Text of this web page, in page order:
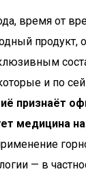
время от
продукт,
и по
признаёт
медицина
— в